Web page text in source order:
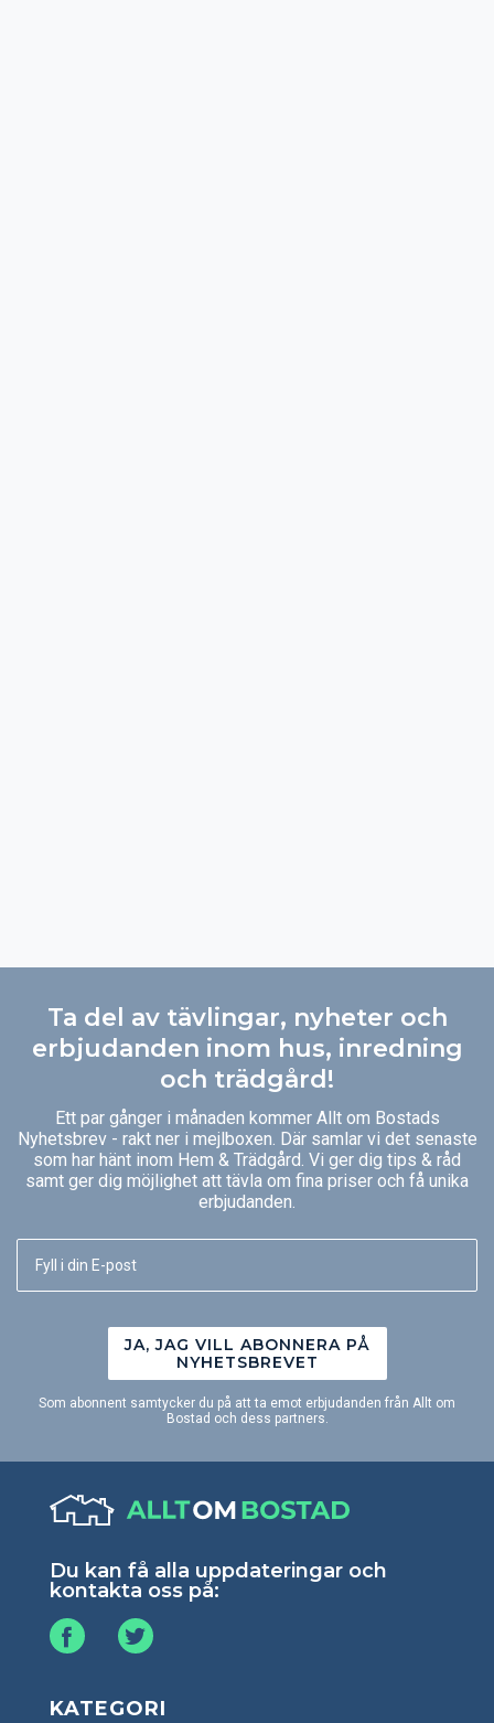
Ta del av tävlingar, nyheter och
erbjudanden inom hus, inredning
och trädgård!
Ett par gånger i månaden kommer Allt om Bostads
Nyhetsbrev - rakt ner i mejlboxen. Där samlar vi det senaste
som har hänt inom Hem & Trädgård. Vi ger dig tips & råd
samt ger dig möjlighet att tävla om fina priser och få unika
erbjudanden.
JA, JAG VILL ABONNERA PÅ
NYHETSBREVET
Som abonnent samtycker du på att ta emot erbjudanden från Allt om
Bostad och dess partners.
Du kan få alla uppdateringar och
kontakta oss på:
KATEGORI